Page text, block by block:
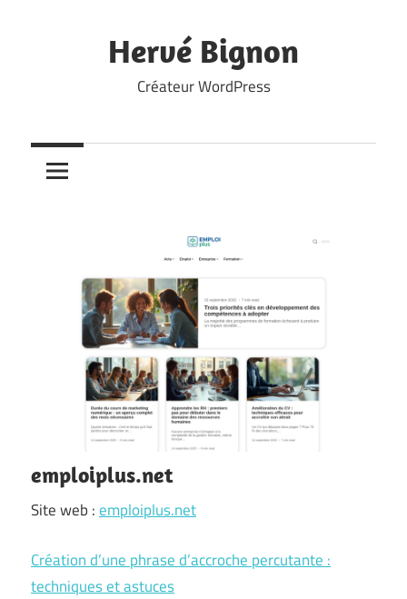
Hervé Bignon
Créateur WordPress
emploiplus.net
Site web :emploiplus.net
Création d’une phrase d’accroche percutante :
techniques et astuces